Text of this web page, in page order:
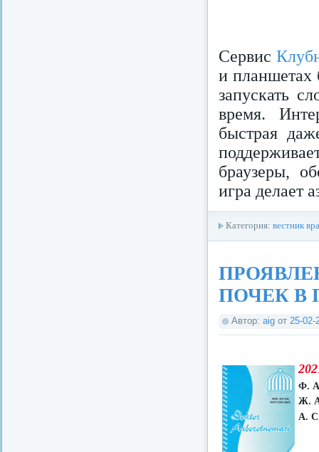
Сервис
и планшетах
запускать
время.
быстрая
браузеры,
игра делает
Категория: вестник
ПОЧЕК В
Автор: aig от 25-02-
Ф.
Ж.
А.